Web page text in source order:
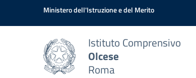
Vai ai contenuti
Vai al menu di navigazioneMinistero dell'Istruzione e del Merito
Istituto Comprensivo
Olcese
Roma